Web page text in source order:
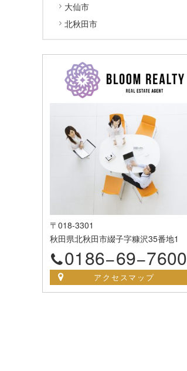
大仙市
北秋田市
〒018-3301
秋田県北秋田市綴子字糠沢35番地1
0186−69−7600
アクセスマップ